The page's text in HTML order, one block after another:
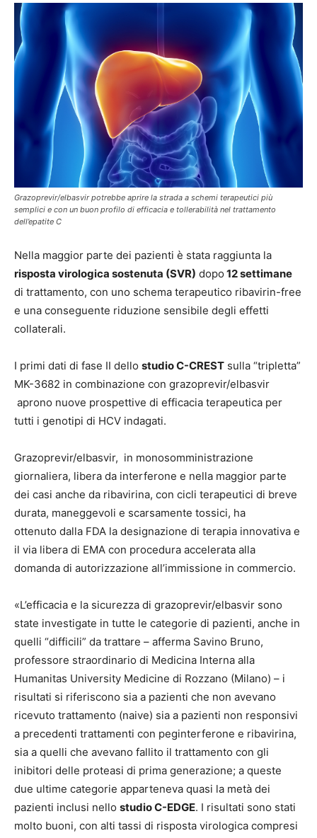
Grazoprevir/elbasvir potrebbe aprire la strada a schemi terapeutici più
semplici e con un buon profilo di efficacia e tollerabilità nel trattamento
dell’epatite C
Nella maggior parte dei pazienti è stata raggiunta la
risposta virologica sostenuta (SVR) dopo 12 settimane
di trattamento, con uno schema terapeutico ribavirin-free
e una conseguente riduzione sensibile degli effetti
collaterali.
I primi dati di fase II dello studio C-CREST sulla “tripletta”
MK-3682 in combinazione con grazoprevir/elbasvir
aprono nuove prospettive di efficacia terapeutica per
tutti i genotipi di HCV indagati.
Grazoprevir/elbasvir, in monosomministrazione
giornaliera, libera da interferone e nella maggior parte
dei casi anche da ribavirina, con cicli terapeutici di breve
durata, maneggevoli e scarsamente tossici, ha
ottenuto dalla FDA la designazione di terapia innovativa e
il via libera di EMA con procedura accelerata alla
domanda di autorizzazione all’immissione in commercio.
«L’efficacia e la sicurezza di grazoprevir/elbasvir sono
state investigate in tutte le categorie di pazienti, anche in
quelli “difficili” da trattare – afferma Savino Bruno,
professore straordinario di Medicina Interna alla
Humanitas University Medicine di Rozzano (Milano) – i
risultati si riferiscono sia a pazienti che non avevano
ricevuto trattamento (naive) sia a pazienti non responsivi
a precedenti trattamenti con peginterferone e ribavirina,
sia a quelli che avevano fallito il trattamento con gli
inibitori delle proteasi di prima generazione; a queste
due ultime categorie apparteneva quasi la metà dei
pazienti inclusi nello studio C-EDGE. I risultati sono stati
molto buoni, con alti tassi di risposta virologica compresi